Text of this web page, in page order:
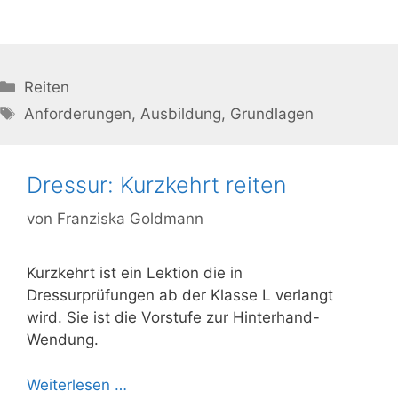
Kategorien
Reiten
Schlagwörter
Anforderungen, Ausbildung, Grundlagen
Dressur: Kurzkehrt reiten
von Franziska Goldmann
Kurzkehrt ist ein Lektion die in
Dressurprüfungen ab der Klasse L verlangt
wird. Sie ist die Vorstufe zur Hinterhand-
Wendung.
Weiterlesen …